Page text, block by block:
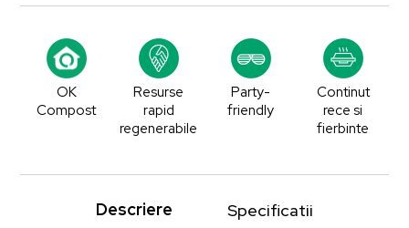
OK
Compost
Resurse
rapid
regenerabile
Party-
friendly
Continut
rece si
fierbinte
Descriere Specificatii